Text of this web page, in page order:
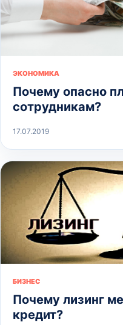
ЭКОНОМИКА
Почему опасно
сотрудникам?
17.07.2019
БИЗНЕС
Почему лизинг
кредит?